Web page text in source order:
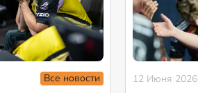
Все новости 12 Июня 2026